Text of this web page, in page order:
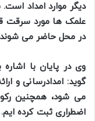
دیگر موارد امداد
علمک ها مورد سرقت
در محل حاضر می
وی در پایان با
گوید: امدادرسانی و
می شود، همچنین
اضطراری ثبت کرده